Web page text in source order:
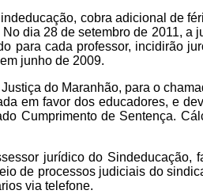
cobra adicional de
dia 28 de setembro de 2011,
para cada professor, incidirão
junho de 2009.
do Maranhão, para o
em favor dos educadores, e
Cumprimento de Sentença.
jurídico do Sindeducação,
de processos judiciais do
via telefone.